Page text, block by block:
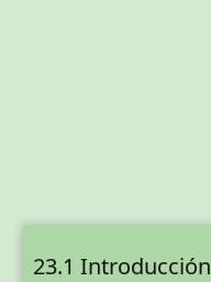
23.1 Introducción